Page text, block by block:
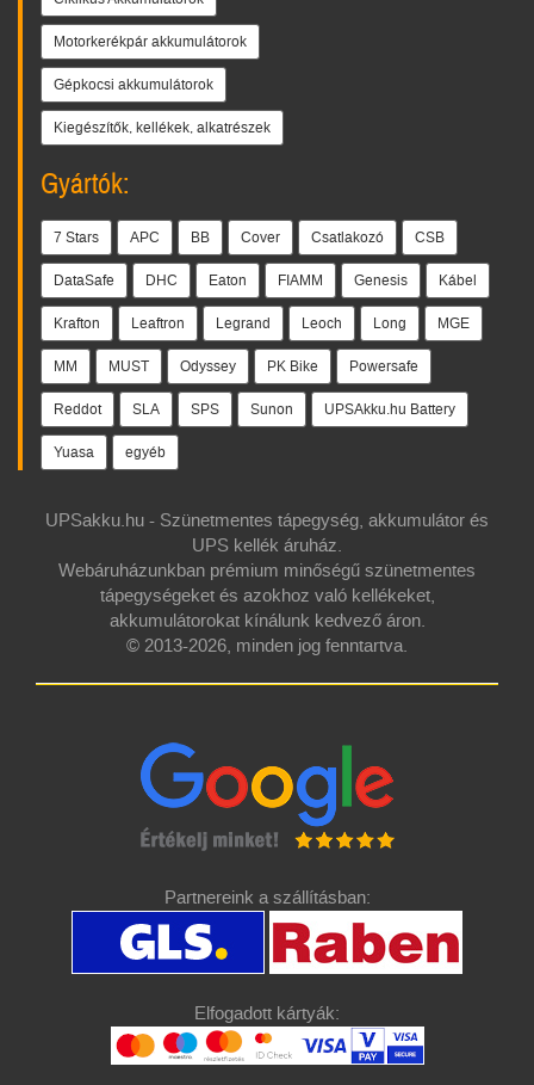
Motorkerékpár akkumulátorok
Gépkocsi akkumulátorok
Kiegészítők, kellékek, alkatrészek
Gyártók:
7 Stars APC BB Cover Csatlakozó CSB
DataSafe DHC Eaton FIAMM Genesis Kábel
Krafton Leaftron Legrand Leoch Long MGE
MM MUST Odyssey PK Bike Powersafe
Reddot SLA SPS Sunon UPSAkku.hu Battery
Yuasa egyéb
UPSakku.hu - Szünetmentes tápegység, akkumulátor és
UPS kellék áruház.
Webáruházunkban prémium minőségű szünetmentes
tápegységeket és azokhoz való kellékeket,
akkumulátorokat kínálunk kedvező áron.
© 2013-2026, minden jog fenntartva.
Partnereink a szállításban:
Elfogadott kártyák: